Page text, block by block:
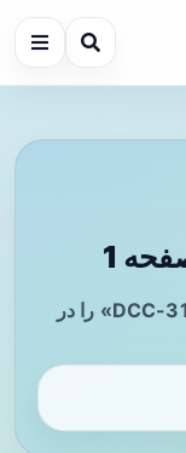
تازه‌ترین مطالب مرتبط با برچسب «DCC-3116» را در